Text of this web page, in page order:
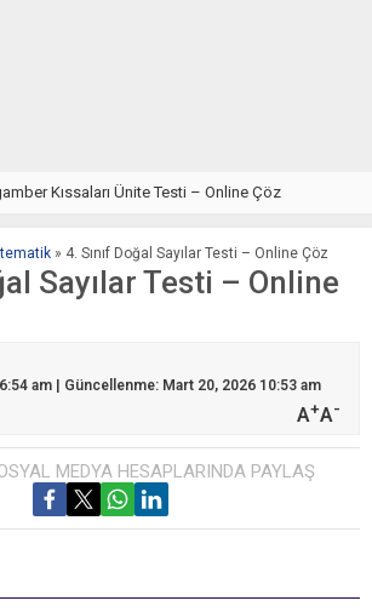
Kıssaları Ünite Testi – Online Çöz
» 4. Sınıf Doğal Sayılar Testi – Online Çöz
Sayılar Testi – Online
am | Güncellenme: Mart 20, 2026 10:53 am
A+A-
MEDYA HESAPLARINDA PAYLAŞ